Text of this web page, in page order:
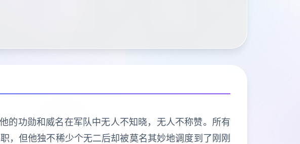
的功勋和威名在军队中无人不知晓，无人不称赞。所有
，但他独不稀少个无二后却被莫名其妙地调度到了刚刚